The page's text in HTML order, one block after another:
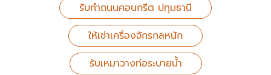
รับทําถนนคอนกรีต ปทุมธานี
ให้เช่าเครื่องจักรกลหนัก
รับเหมาวางท่อระบายน้ํา